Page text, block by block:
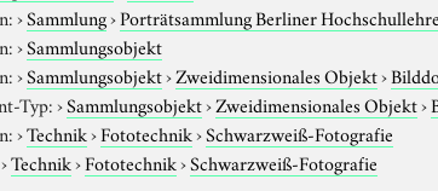
›Sammlung›Porträtsammlung Berliner
›Sammlungsobjekt
›Sammlungsobjekt›Zweidimensionales Objekt›
Typ:›Sammlungsobjekt›Zweidimensionales Objekt›
›Technik›Fototechnik›Schwarzweiß-Fotografie
›Technik›Fototechnik›Schwarzweiß-Fotografie